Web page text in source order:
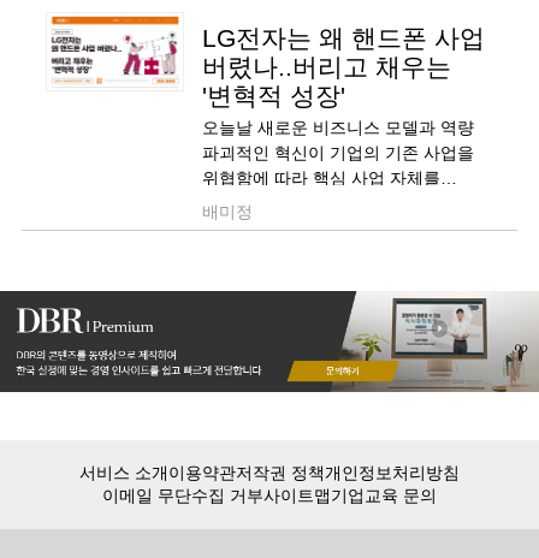
LG전자는 왜 핸드폰 사업
버렸나..버리고 채우는
'변혁적 성장'
오늘날 새로운 비즈니스 모델과 역량
파괴적인 혁신이 기업의 기존 사업을
위협함에 따라 핵심 사업 자체를
환골탈태하는 변혁적 성장의 필요성이
커지고 있습니다. 변혁적 성장에
배미정
서비스 소개이용약관저작권 정책개인정보처리방침
이메일 무단수집 거부사이트맵기업교육 문의